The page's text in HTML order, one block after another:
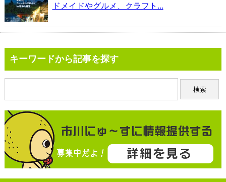
ドメイドやグルメ、クラフト...
キーワードから記事を探す